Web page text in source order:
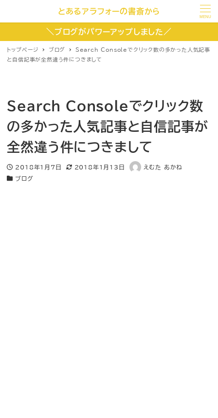
とあるアラフォーの書斎から
MENU
＼ブログがパワーアップしました／
トップページ ブログ
Search Consoleでクリック数の多かった人気記事
と自信記事が全然違う件につきまして
Search Consoleでクリック数
の多かった人気記事と自信記事が
全然違う件につきまして
投稿日
2018年1月7日
更新日
2018年1月13日
著
えむた あかね
カテゴリー
ブログ